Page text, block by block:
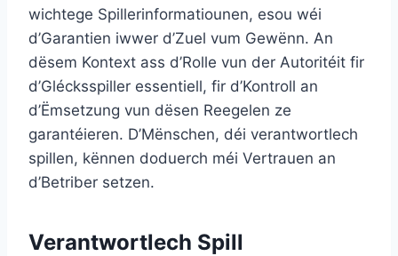
wichtege Spillerinformatiounen, esou wéi
d’Garantien iwwer d’Zuel vum Gewënn. An
dësem Kontext ass d’Rolle vun der Autoritéit fir
d’Glécksspiller essentiell, fir d’Kontroll an
d’Ëmsetzung vun dësen Reegelen ze
garantéieren. D’Mënschen, déi verantwortlech
spillen, kënnen doduerch méi Vertrauen an
d’Betriber setzen.
Verantwortlech Spill